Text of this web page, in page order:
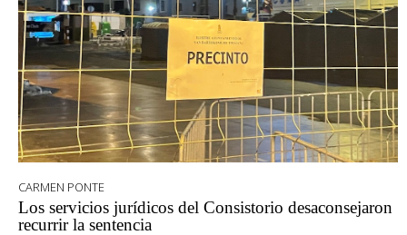
CARMEN PONTE
Los servicios jurídicos del Consistorio desaconsejaron
recurrir la sentencia